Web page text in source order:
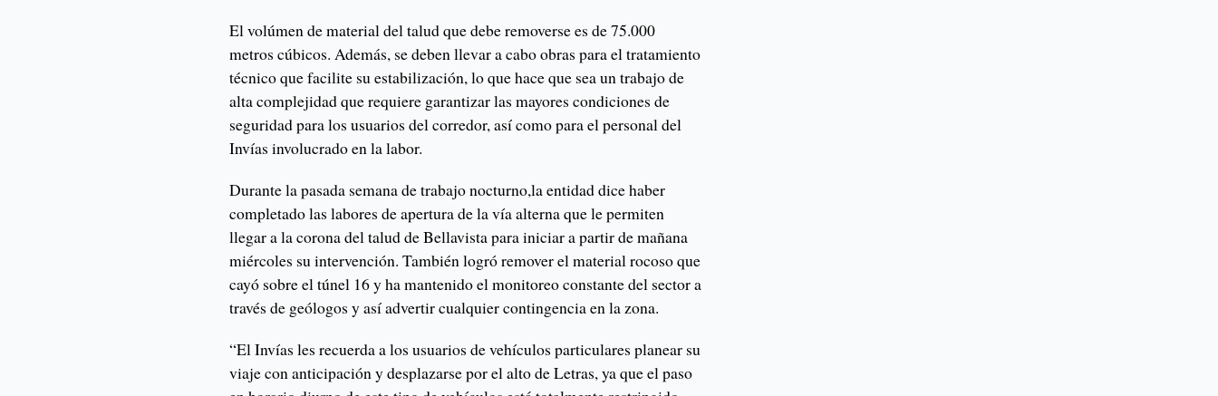
El volúmen de material del talud que debe removerse es de 75.000
metros cúbicos. Además, se deben llevar a cabo obras para el tratamiento
técnico que facilite su estabilización, lo que hace que sea un trabajo de
alta complejidad que requiere garantizar las mayores condiciones de
seguridad para los usuarios del corredor, así como para el personal del
Invías involucrado en la labor.
Durante la pasada semana de trabajo nocturno,la entidad dice haber
completado las labores de apertura de la vía alterna que le permiten
llegar a la corona del talud de Bellavista para iniciar a partir de mañana
miércoles su intervención. También logró remover el material rocoso que
cayó sobre el túnel 16 y ha mantenido el monitoreo constante del sector a
través de geólogos y así advertir cualquier contingencia en la zona.
“El Invías les recuerda a los usuarios de vehículos particulares planear su
viaje con anticipación y desplazarse por el alto de Letras, ya que el paso